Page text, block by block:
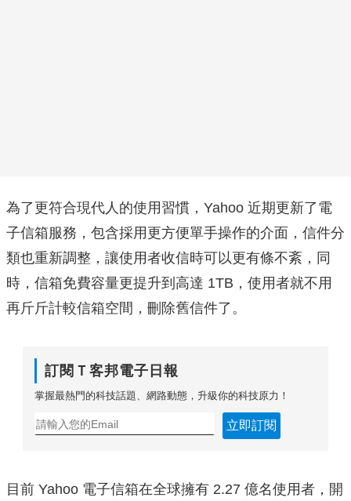
為了更符合現代人的使用習慣，Yahoo 近期更新了電
子信箱服務，包含採用更方便單手操作的介面，信件分
類也重新調整，讓使用者收信時可以更有條不紊，同
時，信箱免費容量更提升到高達 1TB，使用者就不用
再斤斤計較信箱空間，刪除舊信件了。
訂閱Ｔ客邦電子日報
掌握最熱門的科技話題、網路動態，升級你的科技原力！
立即訂閱
目前 Yahoo 電子信箱在全球擁有 2.27 億名使用者，開